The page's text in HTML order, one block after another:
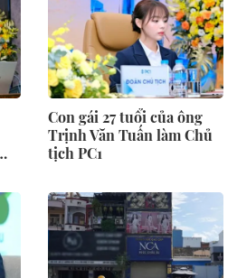
Con gái 27 tuổi của ông
Trịnh Văn Tuấn làm Chủ
tịch PC1